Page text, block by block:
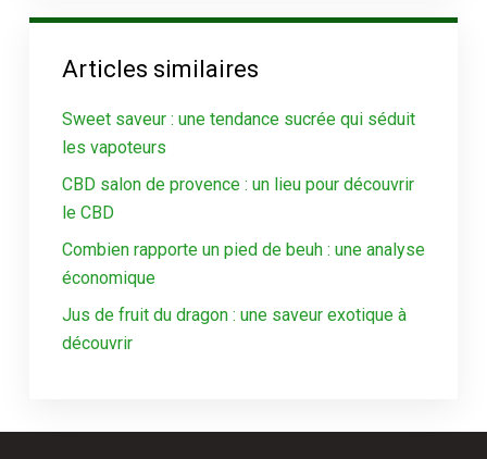
Articles similaires
Sweet saveur : une tendance sucrée qui séduit
les vapoteurs
CBD salon de provence : un lieu pour découvrir
le CBD
Combien rapporte un pied de beuh : une analyse
économique
Jus de fruit du dragon : une saveur exotique à
découvrir